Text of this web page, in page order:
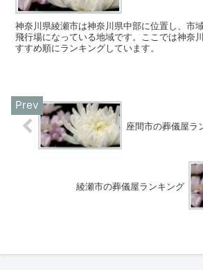
神奈川県綾瀬市は神奈川県中部に位置し、市
飛行場になっている地域です。ここでは神奈
すすめ順にランキングしています。
座間市の葬儀屋ラ
綾瀬市の葬儀屋ランキング